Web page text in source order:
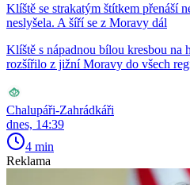
Klíště se strakatým štítkem přenáší
neslyšela. A šíří se z Moravy dál
Klíště s nápadnou bílou kresbou na
rozšířilo z jižní Moravy do všech
Chalupáři-Zahrádkáři
dnes, 14:39
4 min
Reklama